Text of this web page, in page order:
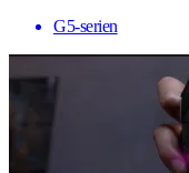
G5-serien